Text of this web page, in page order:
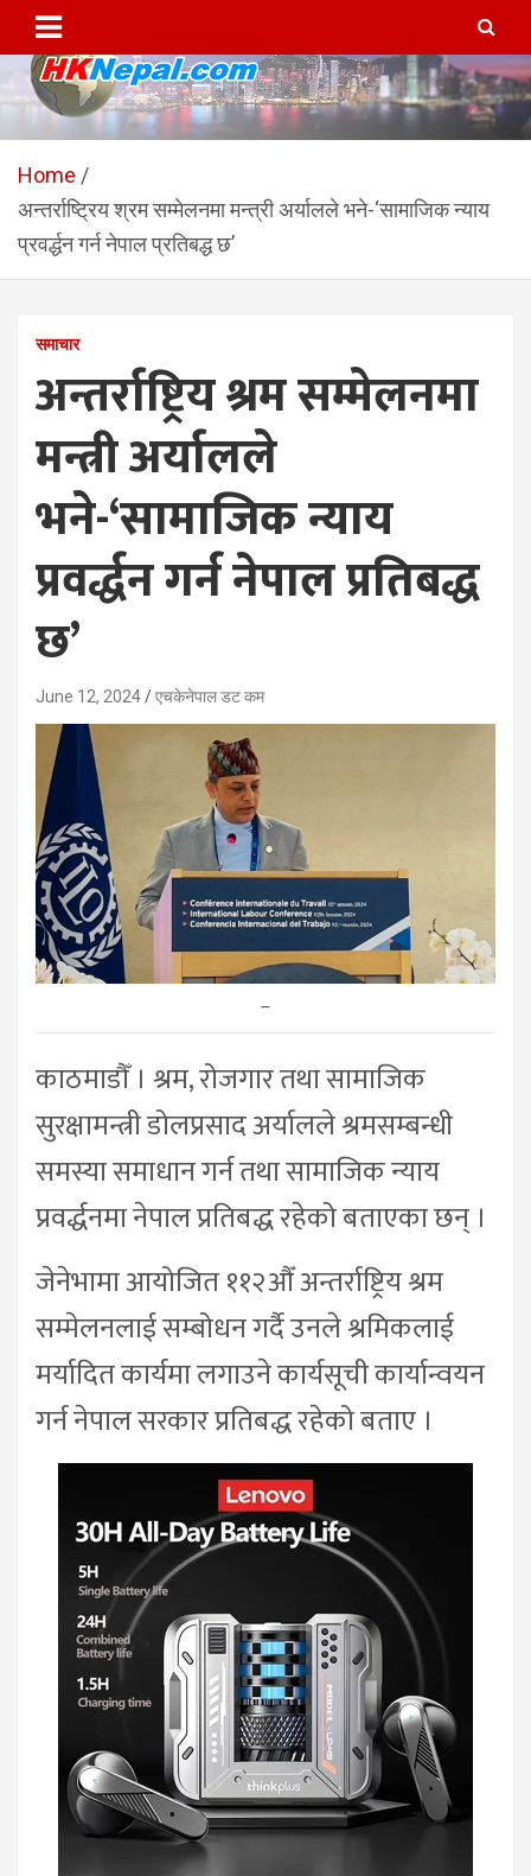
content
HKNepal.com – हङकङबाट
सञ्चालित पहिलो नेपाली अनलाईन
पत्रिका
hknepal, hknepal.com, hk nepal, hk nepal com
Home
अन्तर्राष्ट्रिय श्रम सम्मेलनमा मन्त्री अर्यालले भने-‘सामाजिक न्याय
प्रवर्द्धन गर्न नेपाल प्रतिबद्ध छ’
समाचार
अन्तर्राष्ट्रिय श्रम सम्मेलनमा
मन्त्री अर्यालले
भने-‘सामाजिक न्याय
प्रवर्द्धन गर्न नेपाल प्रतिबद्ध
छ’
June 12, 2024 एचकेनेपाल डट कम
–
काठमाडौँ । श्रम, रोजगार तथा सामाजिक
सुरक्षामन्त्री डोलप्रसाद अर्यालले श्रमसम्बन्धी
समस्या समाधान गर्न तथा सामाजिक न्याय
प्रवर्द्धनमा नेपाल प्रतिबद्ध रहेको बताएका छन् ।
जेनेभामा आयोजित ११२औँ अन्तर्राष्ट्रिय श्रम
सम्मेलनलाई सम्बोधन गर्दै उनले श्रमिकलाई
मर्यादित कार्यमा लगाउने कार्यसूची कार्यान्वयन
गर्न नेपाल सरकार प्रतिबद्ध रहेको बताए ।